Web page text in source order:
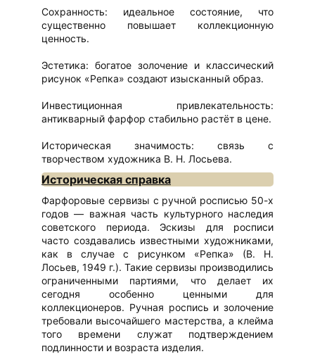
Сохранность: идеальное состояние, что
существенно повышает коллекционную
ценность.
Эстетика: богатое золочение и классический
рисунок «Репка» создают изысканный образ.
Инвестиционная привлекательность:
антикварный фарфор стабильно растёт в цене.
Историческая значимость: связь с
творчеством художника В. Н. Лосьева.
Историческая справка
Фарфоровые сервизы с ручной росписью 50-х
годов — важная часть культурного наследия
советского периода. Эскизы для росписи
часто создавались известными художниками,
как в случае с рисунком «Репка» (В. Н.
Лосьев, 1949 г.). Такие сервизы производились
ограниченными партиями, что делает их
сегодня особенно ценными для
коллекционеров. Ручная роспись и золочение
требовали высочайшего мастерства, а клейма
того времени служат подтверждением
подлинности и возраста изделия.